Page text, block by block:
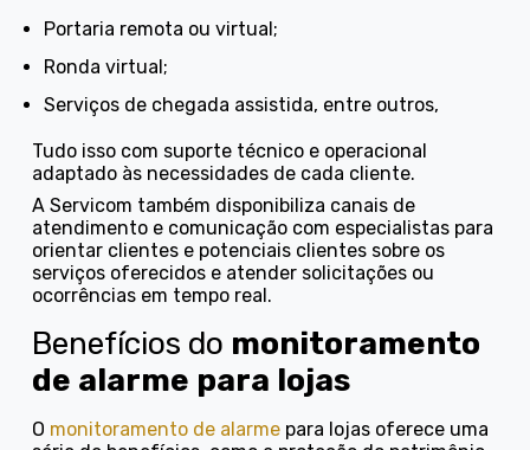
portaria remota ou virtual;
ronda virtual;
serviços de chegada assistida, entre outros,
Tudo isso com suporte técnico e operacional
adaptado às necessidades de cada cliente.
A Servicom também disponibiliza canais de
atendimento e comunicação com especialistas para
orientar clientes e potenciais clientes sobre os
serviços oferecidos e atender solicitações ou
ocorrências em tempo real.
Benefícios do monitoramento
de alarme para lojas
O monitoramento de alarme para lojas oferece uma